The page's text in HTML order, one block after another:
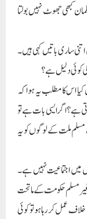
کبھی جھوٹ نہیں بولتا
ساری باتیں کہی ہیں۔
کوئی دلیل ہے ؟
اس کا مطلب یہ ہوا کہ
ہے ؟ اگر ایسی بات ہے تو
ملت کے لوگوں کو یہ
میں اجتماعیت نہیں ہے۔
مسلم حکومت کے ماتحت
عمل کر رہا ہوتو کوئی